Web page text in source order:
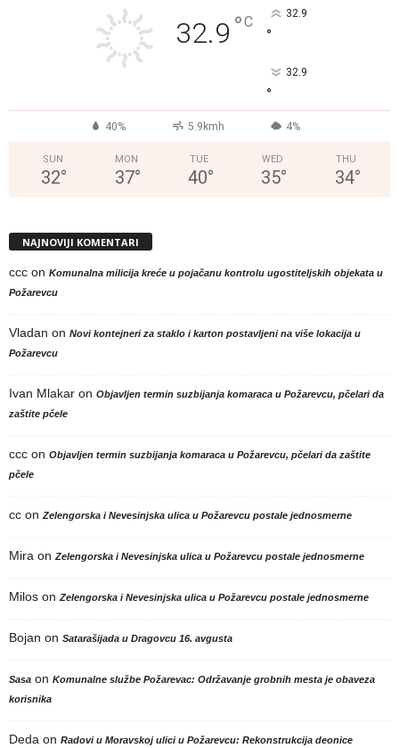
32.9 °C 32.9
°
32.9
°
40% 5.9kmh 4%
SUN
32°
MON
37°
TUE
40°
WED
35°
THU
34°
NAJNOVIJI KOMENTARI
ccc on Komunalna milicija kreće u pojačanu kontrolu ugostiteljskih objekata u
Požarevcu
Vladan on Novi kontejneri za staklo i karton postavljeni na više lokacija u
Požarevcu
Ivan Mlakar on Objavljen termin suzbijanja komaraca u Požarevcu, pčelari da
zaštite pčele
ccc on Objavljen termin suzbijanja komaraca u Požarevcu, pčelari da zaštite
pčele
cc on Zelengorska i Nevesinjska ulica u Požarevcu postale jednosmerne
Mira on Zelengorska i Nevesinjska ulica u Požarevcu postale jednosmerne
Milos on Zelengorska i Nevesinjska ulica u Požarevcu postale jednosmerne
Bojan on Satarašijada u Dragovcu 16. avgusta
Sasa on Komunalne službe Požarevac: Održavanje grobnih mesta je obaveza
korisnika
Deda on Radovi u Moravskoj ulici u Požarevcu: Rekonstrukcija deonice